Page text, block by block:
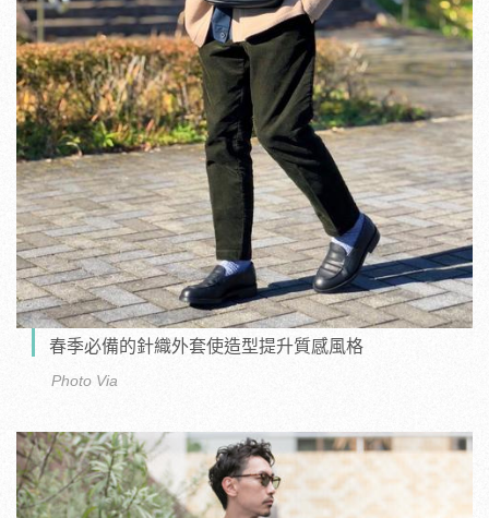
春季必備的針織外套使造型提升質感風格
Photo Via